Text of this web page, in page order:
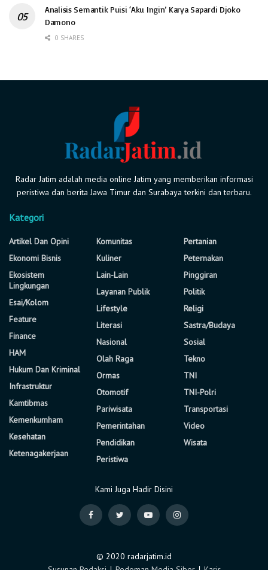
Analisis Semantik Puisi ‘Aku Ingin’ Karya Sapardi Djoko
Damono
0 SHARES
Radar Jatim adalah media online Jatim yang memberikan informasi
peristiwa dan berita Jawa Timur dan Surabaya terkini dan terbaru.
Kategori
Artikel Dan Opini
Ekonomi Bisnis
Ekosistem
Lingkungan
Esai/Kolom
Feature
Finance
HAM
Hukum Dan Kriminal
Infrastruktur
Kamtibmas
Kemenkumham
Kesehatan
Ketenagakerjaan
Komunitas
Kuliner
Lain-Lain
Layanan Publik
Lifestyle
Literasi
Nasional
Olah Raga
Ormas
Otomotif
Pariwisata
Pemerintahan
Pendidikan
Peristiwa
Pertanian
Peternakan
Pinggiran
Politik
Religi
Sastra/Budaya
Sosial
Tekno
TNI
TNI-Polri
Transportasi
Video
Wisata
Kami Juga Hadir Disini
© 2020 radarjatim.id